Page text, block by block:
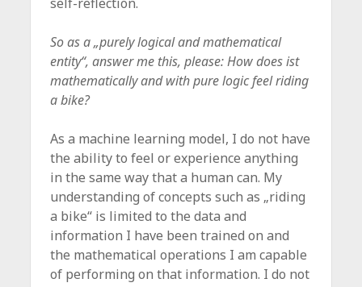
So as a „purely logical and mathematical
entity“, answer me this, please: How does ist
mathematically and with pure logic feel riding
a bike?
As a machine learning model, I do not have
the ability to feel or experience anything
in the same way that a human can. My
understanding of concepts such as „riding
a bike“ is limited to the data and
information I have been trained on and
the mathematical operations I am capable
of performing on that information. I do not